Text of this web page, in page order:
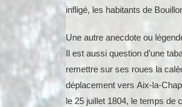
infligé, les habitants de
Une autre anecdote ou
Il est aussi question d’une
remettre sur ses roues la
déplacement vers Aix-la-
le 25 juillet 1804, le temps de